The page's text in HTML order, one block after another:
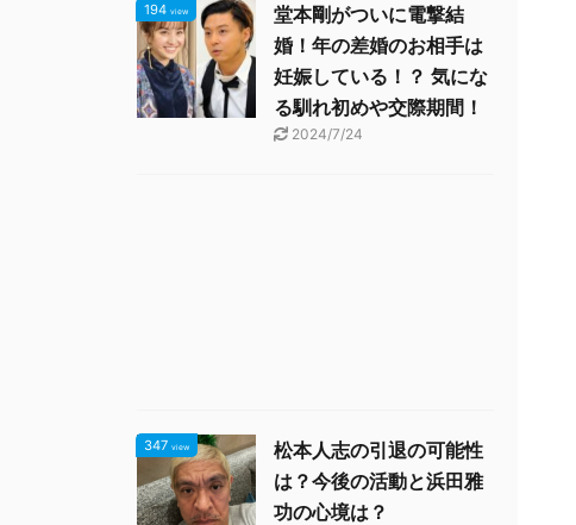
194 view
堂本剛がついに電撃結
婚！年の差婚のお相手は
妊娠している！？ 気にな
る馴れ初めや交際期間！
2024/7/24
347 view
松本人志の引退の可能性
は？今後の活動と浜田雅
功の心境は？